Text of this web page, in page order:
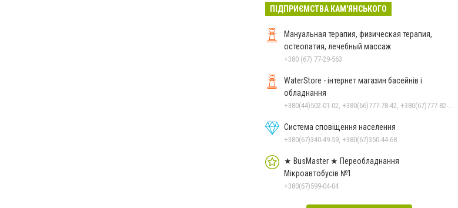
ПІДПРИЄМСТВА КАМ'ЯНСЬКОГО
Мануальная терапия, физическая терапия,
остеопатия, лечебный массаж
+380 (67) 77-29-563
WaterStore - інтернет магазин басейнів і
обладнання
Система сповіщення населення
+380(67)340-49-59, +380(67)350-44-68
★ BusMaster ★ Переобладнання
Мікроавтобусів №1
+380(67)599-04-04